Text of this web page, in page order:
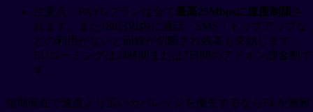
注意点：PAYGプランは全て最高25Mbpsに速度制限さ
れます。また180日以内に通話・SMS・トップアップな
どの利用がないと回線が切断され残高も失効します。
EUローミングは24時間または7日間のアドオン課金制で
す。
短期滞在で速度より広いカバレッジを優先するならEEが無難